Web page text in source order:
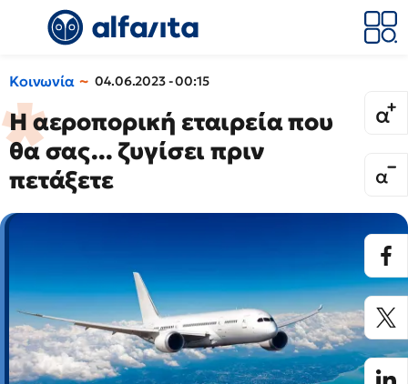
Κοινωνία 04.06.2023 - 00:15
Η αεροπορική εταιρεία που
θα σας... ζυγίσει πριν
πετάξετε